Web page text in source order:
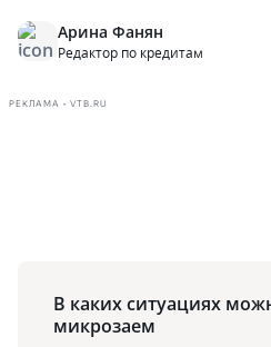
Арина Фанян
Редактор по кредитам
РЕКЛАМА • VTB.RU
В каких ситуациях
микрозаем